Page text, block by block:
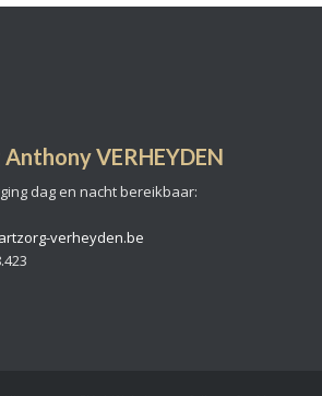
VERHEYDEN
dag en nacht bereikbaar:
verheyden.be